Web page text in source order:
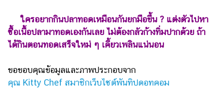
ใครอยากกินปลาทอดเหมือนกันยกมือขึ้น ? แต่งตัวไปหา
ซื้อเนื้อปลามาทอดเองกันเลย ไม่ต้องกลัวก้างทิ่มปากด้วย ถ้า
ได้กินตอนทอดเสร็จใหม่ ๆ เคี้ยวเพลินแน่นอน
ขอขอบคุณข้อมูลและภาพประกอบจาก
คุณ Kitty Chef สมาชิกเว็บไซต์พันทิปดอทคอม